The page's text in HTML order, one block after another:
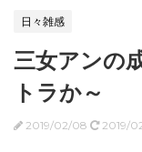
日々雑感
三女アンの
トラか～
2019/02/08 2019/